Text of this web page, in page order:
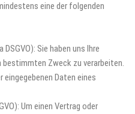
eine der folgenden
Sie haben uns Ihre
bestimmten Zweck zu verarbeiten.
eingegebenen Daten eines
Um einen Vertrag oder